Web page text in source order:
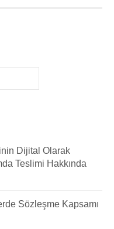
Dijital Olarak
Teslimi Hakkında
Sözleşme Kapsamı